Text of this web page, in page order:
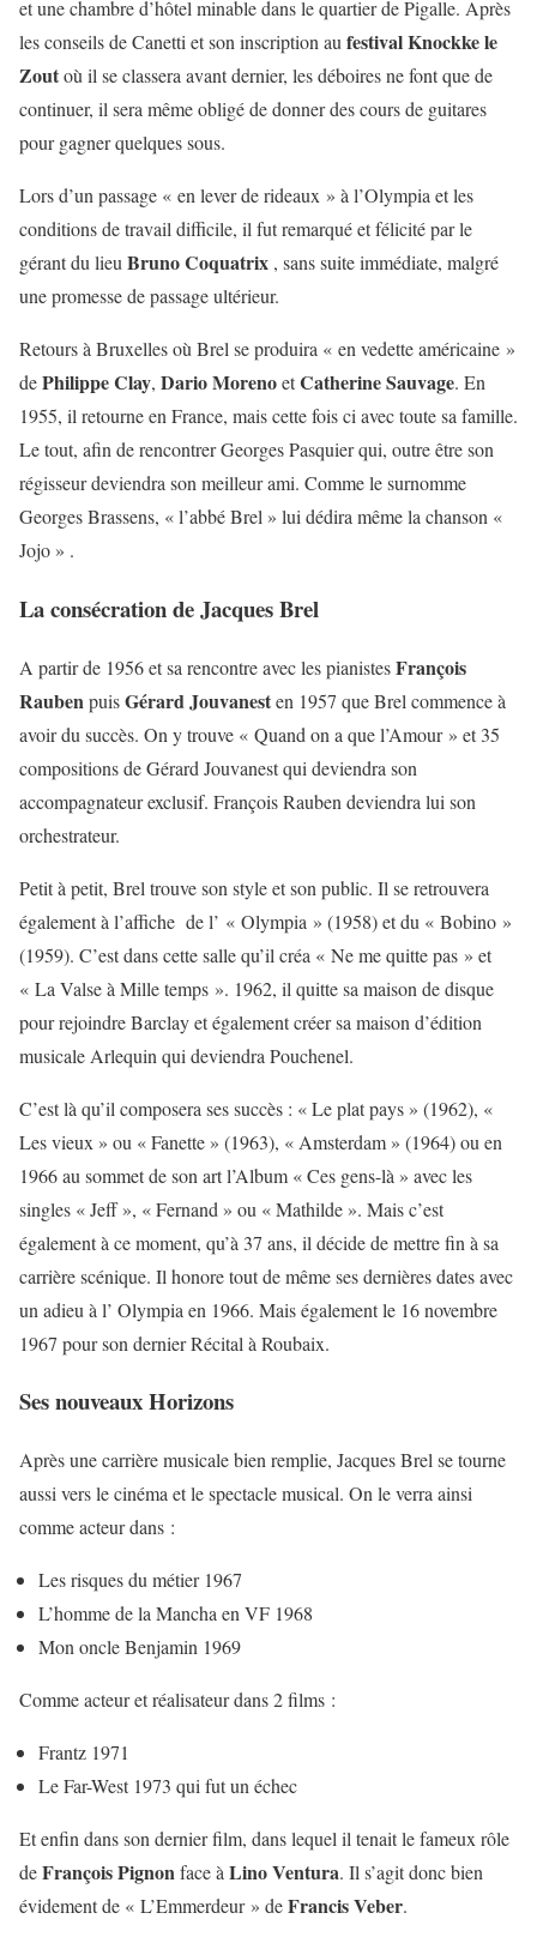
et une chambre d’hôtel minable dans le quartier de Pigalle. Après
les conseils de Canetti et son inscription au festival Knockke le
Zoutoù il se classera avant dernier, les déboires ne font que de
continuer, il sera même obligé de donner des cours de guitares
pour gagner quelques sous.
Lors d’un passage « en lever de rideaux » à l’Olympia et les
conditions de travail difficile, il fut remarqué et félicité par le
gérant du lieu Bruno Coquatrix , sans suite immédiate, malgré
une promesse de passage ultérieur.
Retours à Bruxelles où Brel se produira « en vedette américaine »
dePhilippe Clay, Dario MorenoetCatherine Sauvage. En
1955, il retourne en France, mais cette fois ci avec toute sa famille.
Le tout, afin de rencontrer Georges Pasquier qui, outre être son
régisseur deviendra son meilleur ami. Comme le surnomme
Georges Brassens, « l’abbé Brel » lui dédira même la chanson «
Jojo » .
La consécration de Jacques Brel
A partir de 1956 et sa rencontre avec les pianistesFrançois
Rauben puisGérard Jouvanesten 1957 que Brel commence à
avoir du succès. On y trouve « Quand on a que l’Amour » et 35
compositions de Gérard Jouvanest qui deviendra son
accompagnateur exclusif. François Rauben deviendra lui son
orchestrateur.
Petit à petit, Brel trouve son style et son public. Il se retrouvera
également à l’affiche de l’ « Olympia » (1958) et du « Bobino »
(1959). C’est dans cette salle qu’il créa « Ne me quitte pas » et
« La Valse à Mille temps ». 1962, il quitte sa maison de disque
pour rejoindre Barclay et également créer sa maison d’édition
musicale Arlequin qui deviendra Pouchenel.
C’est là qu’il composera ses succès : « Le plat pays » (1962), «
Les vieux » ou « Fanette » (1963), « Amsterdam » (1964) ou en
1966 au sommet de son art l’Album « Ces gens-là » avec les
singles « Jeff », « Fernand » ou « Mathilde ». Mais c’est
également à ce moment, qu’à 37 ans, il décide de mettre fin à sa
carrière scénique. Il honore tout de même ses dernières dates avec
un adieu à l’ Olympia en 1966. Mais également le 16 novembre
1967 pour son dernier Récital à Roubaix.
Ses nouveaux Horizons
Après une carrière musicale bien remplie, Jacques Brel se tourne
aussi vers le cinéma et le spectacle musical. On le verra ainsi
comme acteur dans :
Les risques du métier 1967
L’homme de la Mancha en VF 1968
Mon oncle Benjamin 1969
Comme acteur et réalisateur dans 2 films :
Frantz 1971
Le Far-West 1973 qui fut un échec
Et enfin dans son dernier film, dans lequel il tenait le fameux rôle
deFrançois Pignonface à Lino Ventura. Il s’agit donc bien
évidement de « L’Emmerdeur » deFrancis Veber.